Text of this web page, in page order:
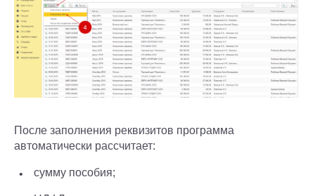
После заполнения реквизитов программа
автоматически рассчитает:
сумму пособия;